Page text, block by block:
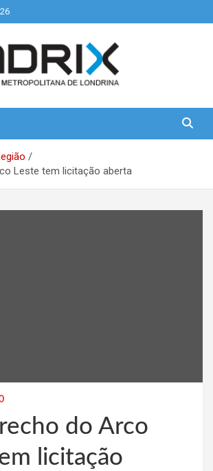
Leste tem licitação aberta
do Arco
licitação